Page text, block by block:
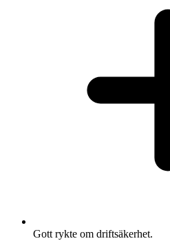
Gott rykte om driftsäkerhet.